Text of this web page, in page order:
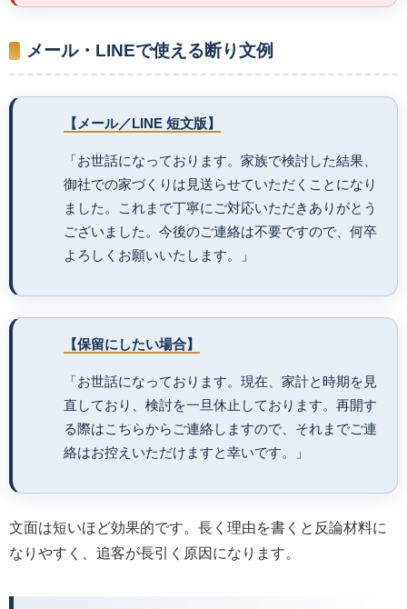
メール・LINEで使える断り文例
【メール／LINE 短文版】
「お世話になっております。家族で検討した結果、
御社での家づくりは見送らせていただくことになり
ました。これまで丁寧にご対応いただきありがとう
ございました。今後のご連絡は不要ですので、何卒
よろしくお願いいたします。」
【保留にしたい場合】
「お世話になっております。現在、家計と時期を見
直しており、検討を一旦休止しております。再開す
る際はこちらからご連絡しますので、それまでご連
絡はお控えいただけますと幸いです。」
文面は短いほど効果的です。長く理由を書くと反論材料に
なりやすく、追客が長引く原因になります。